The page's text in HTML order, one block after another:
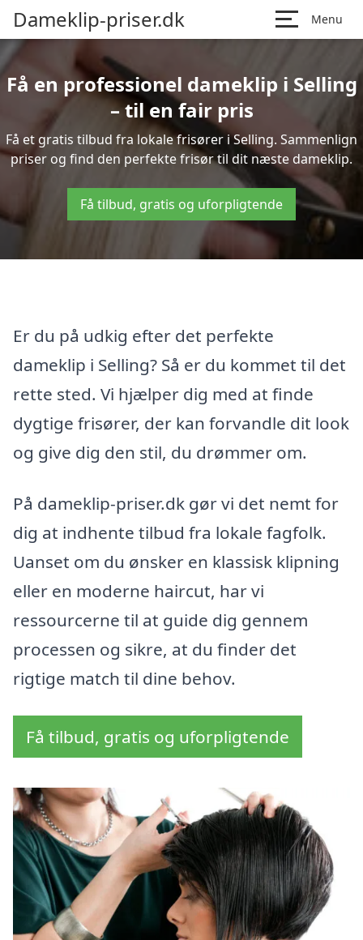
Dameklip-priser.dk Menu
Få en professionel dameklip i Selling
– til en fair pris
Få et gratis tilbud fra lokale frisører i Selling. Sammenlign
priser og find den perfekte frisør til dit næste dameklip.
Få tilbud, gratis og uforpligtende
Er du på udkig efter det perfekte
dameklip i Selling? Så er du kommet til det
rette sted. Vi hjælper dig med at finde
dygtige frisører, der kan forvandle dit look
og give dig den stil, du drømmer om.
På dameklip-priser.dk gør vi det nemt for
dig at indhente tilbud fra lokale fagfolk.
Uanset om du ønsker en klassisk klipning
eller en moderne haircut, har vi
ressourcerne til at guide dig gennem
processen og sikre, at du finder det
rigtige match til dine behov.
Få tilbud, gratis og uforpligtende